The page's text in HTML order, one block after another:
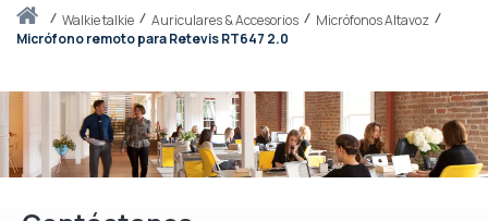
Inicio walkie talkie Auriculares & Accesorios
Micrófonos Altavoz
Micrófono remoto para Retevis RT647 2.0